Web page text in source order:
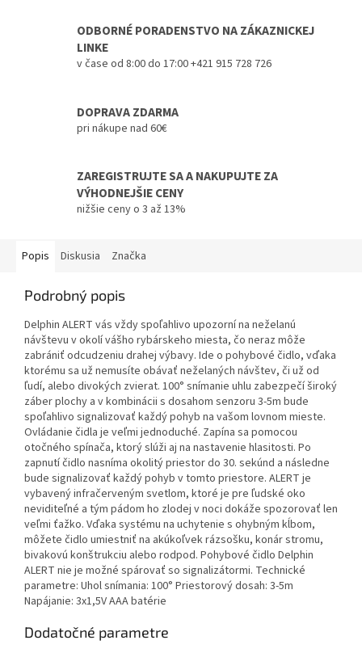
ODBORNÉ PORADENSTVO NA ZÁKAZNICKEJ
LINKE
v čase od 8:00 do 17:00 +421 915 728 726
DOPRAVA ZDARMA
pri nákupe nad 60€
ZAREGISTRUJTE SA A NAKUPUJTE ZA
VÝHODNEJŠIE CENY
nižšie ceny o 3 až 13%
Popis Diskusia Značka
Podrobný popis
Delphin ALERT vás vždy spoľahlivo upozorní na neželanú
návštevu v okolí vášho rybárskeho miesta, čo neraz môže
zabrániť odcudzeniu drahej výbavy. Ide o pohybové čidlo, vďaka
ktorému sa už nemusíte obávať neželaných návštev, či už od
ľudí, alebo divokých zvierat. 100° snímanie uhlu zabezpečí široký
záber plochy a v kombinácii s dosahom senzoru 3-5m bude
spoľahlivo signalizovať každý pohyb na vašom lovnom mieste.
Ovládanie čidla je veľmi jednoduché. Zapína sa pomocou
otočného spínača, ktorý slúži aj na nastavenie hlasitosti. Po
zapnutí čidlo nasníma okolitý priestor do 30. sekúnd a následne
bude signalizovať každý pohyb v tomto priestore. ALERT je
vybavený infračerveným svetlom, ktoré je pre ľudské oko
neviditeľné a tým pádom ho zlodej v noci dokáže spozorovať len
veľmi ťažko. Vďaka systému na uchytenie s ohybným kĺbom,
môžete čidlo umiestniť na akúkoľvek rázsošku, konár stromu,
bivakovú konštrukciu alebo rodpod. Pohybové čidlo Delphin
ALERT nie je možné spárovať so signalizátormi. Technické
parametre: Uhol snímania: 100° Priestorový dosah: 3-5m
Napájanie: 3x1,5V AAA batérie
Dodatočné parametre